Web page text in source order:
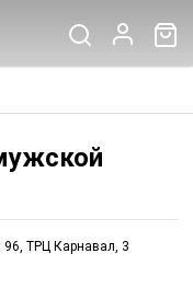
96, ТРЦ Карнавал, 3